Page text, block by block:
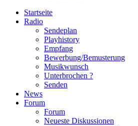
Startseite
Radio
Sendeplan
Playhistory
Empfang
Bewerbung/Bemusterung
Musikwunsch
Unterbrochen ?
Senden
News
Forum
Forum
Neueste Diskussionen